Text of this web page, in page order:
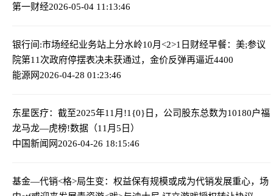
第一财经2026-05-04 11:13:46
银行间:市场经纪业务站上分水岭10月<2>1日财经早餐：美;参议
院第11次政府停摆表决未获通过，金价反弹再逼近4400
能源网2026-04-28 01:23:46
东星医疗：截至2025年11月!1{0}日，公司股东总数为10180户福
龙马龙—虎榜!数据（11月5日）
中国新闻网2026-04-26 18:15:46
基金—代销<格>局生变：权益保有规模或成为代销发展重心，场